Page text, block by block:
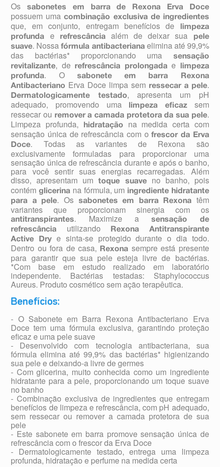
Ossabonetes em barra de Rexona Erva Doce
possuem umacombinação exclusiva de ingredientes
que, em conjunto, entregam benefícios de
limpeza
profunda
e refrescânciaalém de deixar sua
pele
suave. Nossa fórmula antibacterianaelimina até 99,9%
das bactérias* proporcionando uma
sensação
revitalizante, de refrescância prolongadae
limpeza
profunda. O
sabonete em barra Rexona
Antibacteriano Erva Doce limpa sem ressecar a pele.
Dermatologicamente testado, apresenta um pH
adequado, promovendo uma
limpeza eficazsem
ressecar ou remover a camada protetora da sua pele.
Limpeza profunda, hidratação
na medida certa com
sensação única de refrescância com ofrescor da Erva
Doce. Todas as variantes de Rexona são
exclusivamente formuladas para proporcionar uma
sensação única de refrescância durante e após o banho,
para você sentir suas energias recarregadas. Além
disso, apresentam umtoque suaveno banho, pois
contémglicerina na fórmula, um ingrediente hidratante
para a pele. Os sabonetes em barra Rexona
têm
variantes que proporcionam sinergia com os
antitranspirantes. Maximize asensação de
refrescância
utilizando Rexona Antitranspirante
Active Dry
e sinta-se protegido durante o dia todo.
Dentro ou fora de casa,
Rexona sempre está presente
para garantir que sua pele esteja livre de bactérias.
*Com base em estudo realizado em laboratório
independente. Bactérias testadas: Staphylococcus
Aureus. Produto cosmético sem ação terapêutica.
Benefícios:
- O Sabonete em Barra Rexona Antibacteriano Erva
Doce tem uma fórmula exclusiva, garantindo proteção
eficaz e uma pele suave
- Desenvolvido com tecnologia antibacteriana, sua
fórmula elimina até 99,9% das bactérias* higienizando
sua pele e deixando-a livre de germes
- Com glicerina, muito conhecida como um ingrediente
hidratante para a pele, proporcionando um toque suave
no banho
- Combinação exclusiva de ingredientes que entregam
benefícios de limpeza e refrescância, com pH adequado,
sem ressecar ou remover a camada protetora de sua
pele
- Este sabonete em barra promove sensação única de
refrescância com o frescor da Erva Doce
- Dermatologicamente testado, entrega uma limpeza
profunda, hidratação e perfume na medida certa